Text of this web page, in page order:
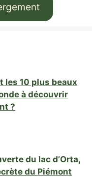
les 10 plus beaux
à découvrir
?
du lac d’Orta,
du Piémont